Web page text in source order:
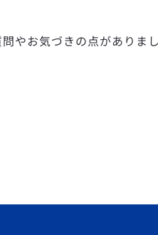
やお気づきの点がありま